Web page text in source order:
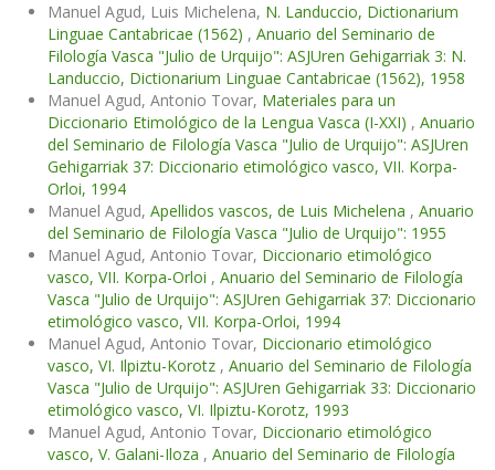
Manuel Agud, Luis Michelena, N. Landuccio, Dictionarium
Linguae Cantabricae (1562) , Anuario del Seminario de
Filología Vasca "Julio de Urquijo": ASJUren Gehigarriak 3: N.
Landuccio, Dictionarium Linguae Cantabricae (1562), 1958
Manuel Agud, Antonio Tovar, Materiales para un
Diccionario Etimológico de la Lengua Vasca (I-XXI) , Anuario
del Seminario de Filología Vasca "Julio de Urquijo": ASJUren
Gehigarriak 37: Diccionario etimológico vasco, VII. Korpa-
Orloi, 1994
Manuel Agud, Apellidos vascos, de Luis Michelena , Anuario
del Seminario de Filología Vasca "Julio de Urquijo": 1955
Manuel Agud, Antonio Tovar, Diccionario etimológico
vasco, VII. Korpa-Orloi , Anuario del Seminario de Filología
Vasca "Julio de Urquijo": ASJUren Gehigarriak 37: Diccionario
etimológico vasco, VII. Korpa-Orloi, 1994
Manuel Agud, Antonio Tovar, Diccionario etimológico
vasco, VI. Ilpiztu-Korotz , Anuario del Seminario de Filología
Vasca "Julio de Urquijo": ASJUren Gehigarriak 33: Diccionario
etimológico vasco, VI. Ilpiztu-Korotz, 1993
Manuel Agud, Antonio Tovar, Diccionario etimológico
vasco, V. Galani-Iloza , Anuario del Seminario de Filología